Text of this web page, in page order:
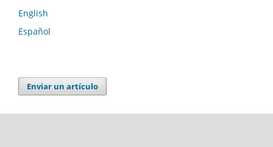
English
Español
Enviar un artículo